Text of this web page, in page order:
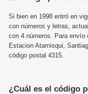
Si bien en 1998 entró en
con números y letras,
con 4 números. Para envío
Estacion Atamisqui,
código postal 4315.
¿Cuál es el código